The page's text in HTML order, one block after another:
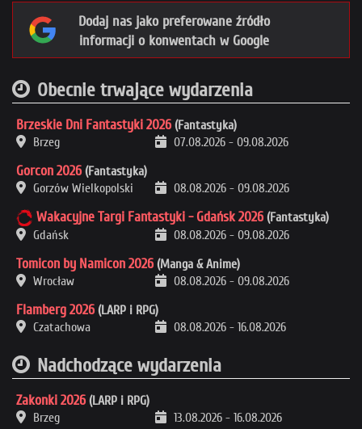
Dodaj nas jako preferowane źródło
informacji o konwentach w Google
Obecnie trwające wydarzenia
Brzeskie Dni Fantastyki 2026 (Fantastyka)
Brzeg
07.08.2026 - 09.08.2026
Gorcon 2026 (Fantastyka)
Gorzów Wielkopolski
08.08.2026 - 09.08.2026
Wakacyjne Targi Fantastyki - Gdańsk 2026 (Fantastyka)
Gdańsk
08.08.2026 - 09.08.2026
Tomicon by Namicon 2026 (Manga & Anime)
Wrocław
08.08.2026 - 09.08.2026
Flamberg 2026 (LARP i RPG)
Czatachowa
08.08.2026 - 16.08.2026
Nadchodzące wydarzenia
Zakonki 2026 (LARP i RPG)
Brzeg
13.08.2026 - 16.08.2026